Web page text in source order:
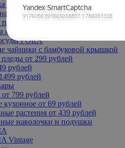
до -50%
посуда
ковры
FORA
чайники с бамбуковой крышкой
от 299 рублей
рублей
рублей
799 рублей
кухонное от 69 рублей
растения от 439 рублей
наволочки и подушки
Vintage